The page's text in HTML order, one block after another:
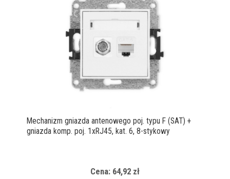
Mechanizm gniazda antenowego poj. typu F (SAT) +
gniazda komp. poj. 1xRJ45, kat. 6, 8-stykowy
Cena: 64,92 zł